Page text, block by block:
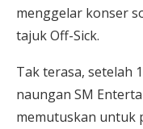
menggelar konser
tajuk Off-Sick.
Tak terasa, setelah
naungan SM
memutuskan untuk